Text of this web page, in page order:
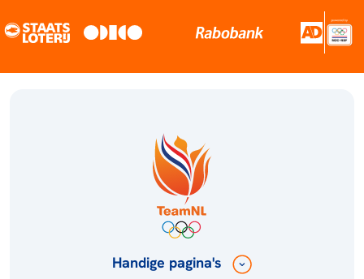
Handige pagina's